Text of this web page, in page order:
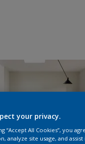
your privacy.
“Accept All Cookies”, you
analyze site usage, and